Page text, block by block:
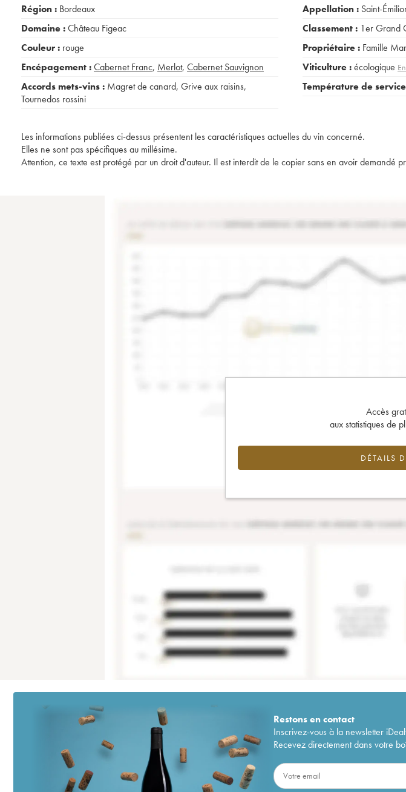
Région : Bordeaux
Domaine :Château Figeac
Couleur : rouge
Encépagement :Cabernet Franc, Merlot, Cabernet Sauvignon
Accords mets-vins : Magret de canard, Grive aux raisins,
Tournedos rossini
Appellation : Saint-
Classement : 1er Grand
Propriétaire : Famille
Viticulture :écologique
Température de
Les informations publiées ci-dessus présentent les caractéristiques actuelles du vin concerné.
Elles ne sont pas spécifiques au millésime.
Attention, ce texte est protégé par un droit d'auteur. Il est interdit de le copier sans en avoir demandé
Accès
aux statistiques de
DÉTAILS
Restons encontact
Inscrivez-vous à la newsletter
Recevez directement dans votre